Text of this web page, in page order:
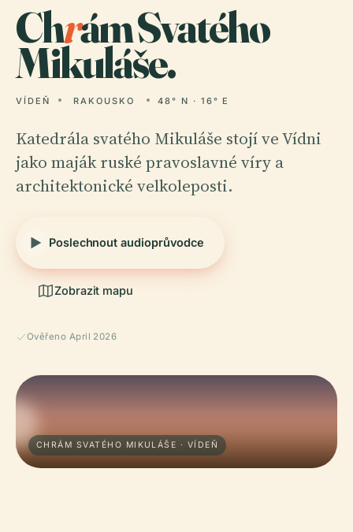
Chrám Svatého
Mikuláše.
VÍDEŇ RAKOUSKO 48° N · 16° E
Katedrála svatého Mikuláše stojí ve Vídni
jako maják ruské pravoslavné víry a
architektonické velkoleposti.
Poslechnout audioprůvodce
Zobrazit mapu
Ověřeno April 2026
CHRÁM SVATÉHO MIKULÁŠE · VÍDEŇ